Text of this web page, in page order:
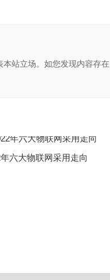
本站立场。如您发现内容存在
六大物联网采用走向